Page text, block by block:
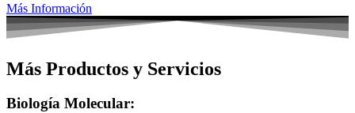
Más Información
Más Productos y Servicios
Biología Molecular: